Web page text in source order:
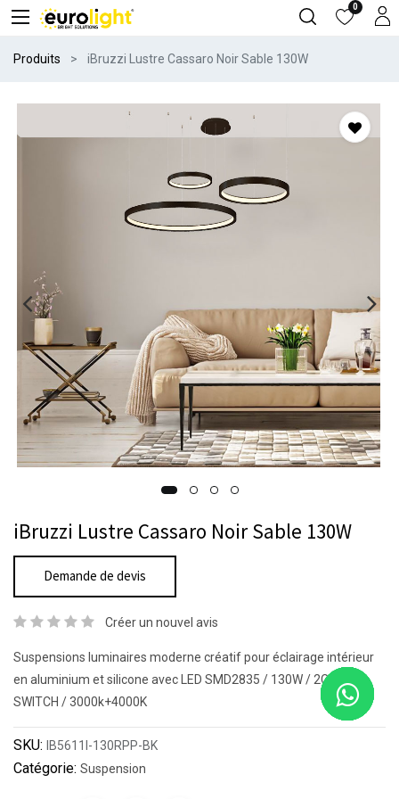
0
Produits iBruzzi Lustre Cassaro Noir Sable 130W
iBruzzi Lustre Cassaro Noir Sable 130W
Demande de devis
Créer un nouvel avis
Suspensions luminaires moderne créatif pour éclairage intérieur
en aluminium et silicone avec LED SMD2835 / 130W / 2CCT DIP
SWITCH / 3000k+4000K
SKU: IB5611I-130RPP-BK
Catégorie: Suspension